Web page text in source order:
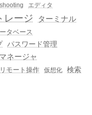
エディタ
レージ
ターミナル
タベース
パスワード管理
ネージャ
リモート操作 仮想化 検索